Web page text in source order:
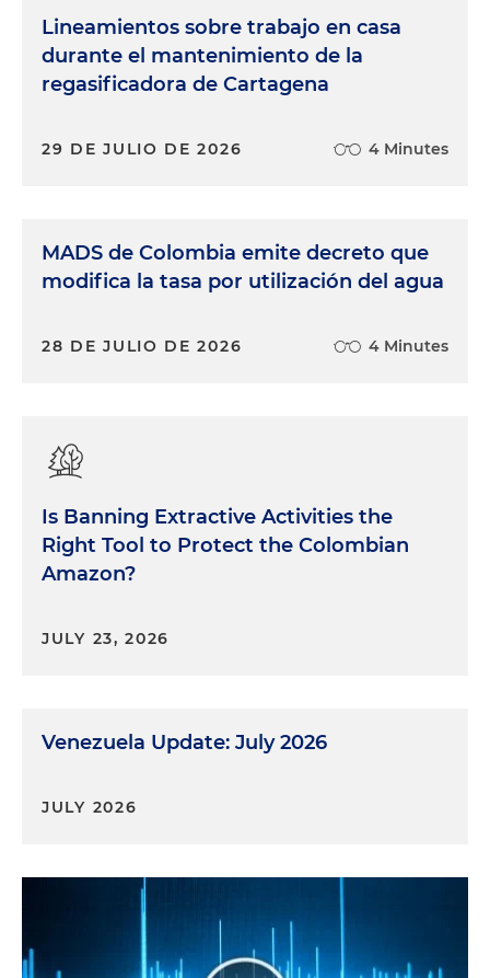
Lineamientos sobre trabajo en casa
durante el mantenimiento de la
regasificadora de Cartagena
29 DE JULIO DE 2026 4 Minutes
MADS de Colombia emite decreto que
modifica la tasa por utilización del agua
28 DE JULIO DE 2026 4 Minutes
Is Banning Extractive Activities the
Right Tool to Protect the Colombian
Amazon?
JULY 23, 2026
Venezuela Update: July 2026
JULY 2026